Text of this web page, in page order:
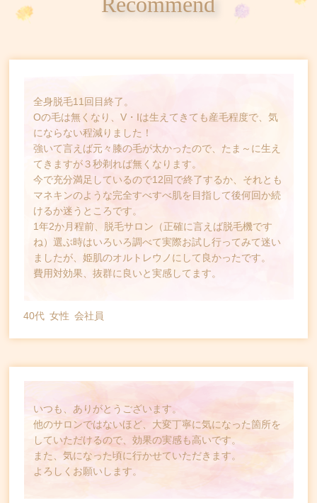
全身脱毛11回目終了。
Oの毛は無くなり、V・Iは生えてきても産毛程度で、気
にならない程減りました！
強いて言えば元々膝の毛が太かったので、たま～に生え
てきますが３秒剃れば無くなります。
今で充分満足しているので12回で終了するか、それとも
マネキンのような完全すべすべ肌を目指して後何回か続
けるか迷うところです。
1年2か月程前、脱毛サロン（正確に言えば脱毛機です
ね）選ぶ時はいろいろ調べて実際お試し行ってみて迷い
ましたが、姫肌のオルトレウノにして良かったです。
費用対効果、抜群に良いと実感してます。
40代 女性 会社員
いつも、ありがとうございます。
他のサロンではないほど、大変丁寧に気になった箇所を
していただけるので、効果の実感も高いです。
また、気になった頃に行かせていただきます。
よろしくお願いします。